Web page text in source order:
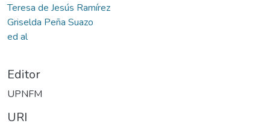
Teresa de Jesús Ramírez
Griselda Peña Suazo
ed al
Editor
UPNFM
URI